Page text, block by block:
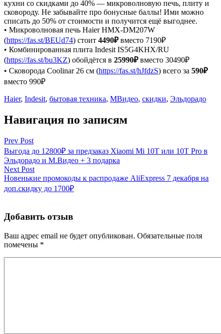
кухни со скидками до 40% — микроволновую печь, плиту и
сковороду. Не забывайте про бонусные баллы! Ими можно
списать до 50% от стоимости и получится ещё выгоднее.
• Микроволновая печь Haier HMX-DM207W
(https://fas.st/BEUd74) стоит 4490₽вместо 7190₽
• Комбинированная плита Indesit IS5G4KHX/RU
(https://fas.st/bu3KZ) обойдётся в 25990₽вместо 30490₽
• Сковорода Coolinar 26 см (https://fas.st/hJfdzS) всего за 590₽
вместо 990₽
Haier, Indesit, бытовая техника, МВидео, скидки, Эльдорадо
Навигация по записям
Prev Post
Выгода до 12800₽ за предзаказ Xiaomi Mi 10T или 10T Pro в
Эльдорадо и М.Видео + 3 подарка
Next Post
Новенькие промокоды к распродаже AliExpress 7 декабря на
доп.скидку до 1700₽
Добавить отзыв
Ваш адрес email не будет опубликован. Обязательные поля
помечены *